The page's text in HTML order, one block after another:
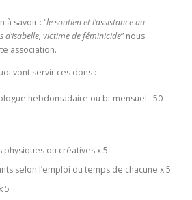
à savoir : “le soutien et l’assistance au
d’Isabelle, victime de féminicide” nous
association.
vont servir ces dons :
hebdomadaire ou bi-mensuel : 50
physiques ou créatives x 5
selon l’emploi du temps de chacune x 5
5